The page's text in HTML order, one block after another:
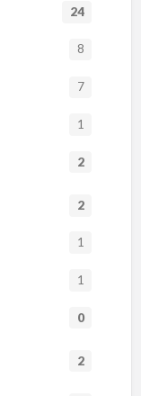
24
8
7
1
2
2
1
1
0
2